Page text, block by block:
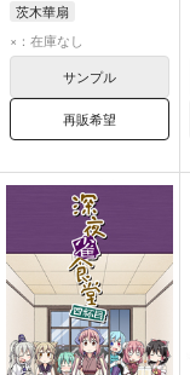
茨木華扇
×：在庫なし
サンプル
再販希望